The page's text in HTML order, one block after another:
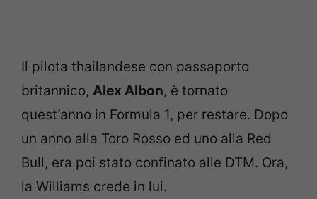
Il pilota thailandese con passaporto
britannico, Alex Albon, è tornato
quest’anno in Formula 1, per restare. Dopo
un anno alla Toro Rosso ed uno alla Red
Bull, era poi stato confinato alle DTM. Ora,
la Williams crede in lui.